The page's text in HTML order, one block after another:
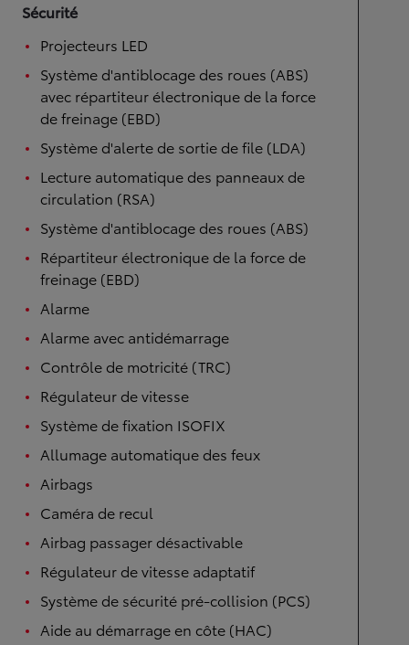
Sécurité
Projecteurs LED
Système d'antiblocage des roues (ABS)
avec répartiteur électronique de la force
de freinage (EBD)
Système d'alerte de sortie de file (LDA)
Lecture automatique des panneaux de
circulation (RSA)
Système d'antiblocage des roues (ABS)
Répartiteur électronique de la force de
freinage (EBD)
Alarme
Alarme avec antidémarrage
Contrôle de motricité (TRC)
Régulateur de vitesse
Système de fixation ISOFIX
Allumage automatique des feux
Airbags
Caméra de recul
Airbag passager désactivable
Régulateur de vitesse adaptatif
Système de sécurité pré-collision (PCS)
Aide au démarrage en côte (HAC)